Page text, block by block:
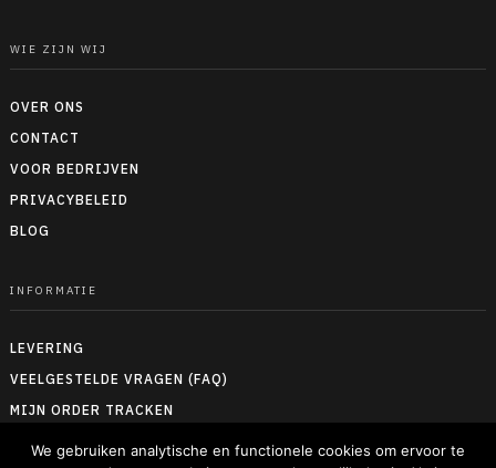
WIE ZIJN WIJ
OVER ONS
CONTACT
VOOR BEDRIJVEN
PRIVACYBELEID
BLOG
INFORMATIE
LEVERING
VEELGESTELDE VRAGEN (FAQ)
MIJN ORDER TRACKEN
RETOUREN & TERUGBETALEN
We gebruiken analytische en functionele cookies om ervoor te